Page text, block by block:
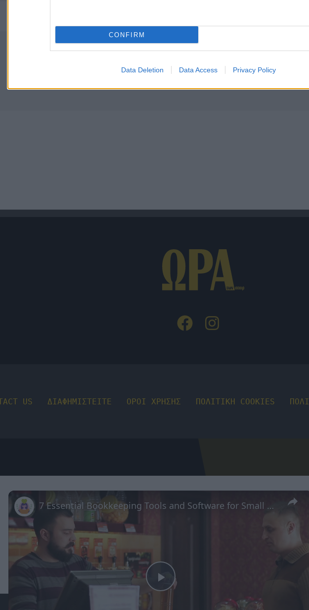
CONFIRM
Data Deletion Data Access Privacy Policy
US ΔΙΑΦΗΜΙΣΤΕΙΤΕ ΟΡΟΙ ΧΡΗΣΗΣ ΠΟΛΙΤΙΚΗ COOKIES
×
Play
7 Essential Bookkeeping Tools and Software for Small Businesses